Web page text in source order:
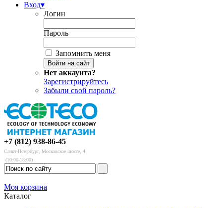
Вход▾
Логин
Пароль
Запомнить меня
Нет аккаунта?
Зарегистрируйтесь
Забыли свой пароль?
+7 (812) 938-86-45
Санкт-Петербург, Московское шоссе, 4
(10:00-18:00)
Моя корзина
Каталог